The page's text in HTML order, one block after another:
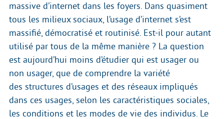
massive d’internet dans les foyers. Dans quasiment
tous les milieux sociaux, l’usage d’internet s’est
massifié, démocratisé et routinisé. Est-il pour autant
utilisé par tous de la même manière ? La question
est aujourd’hui moins d’étudier qui est usager ou
non usager, que de comprendre la variété
des structures d’usages et des réseaux impliqués
dans ces usages, selon les caractéristiques sociales,
les conditions et les modes de vie des individus. Le